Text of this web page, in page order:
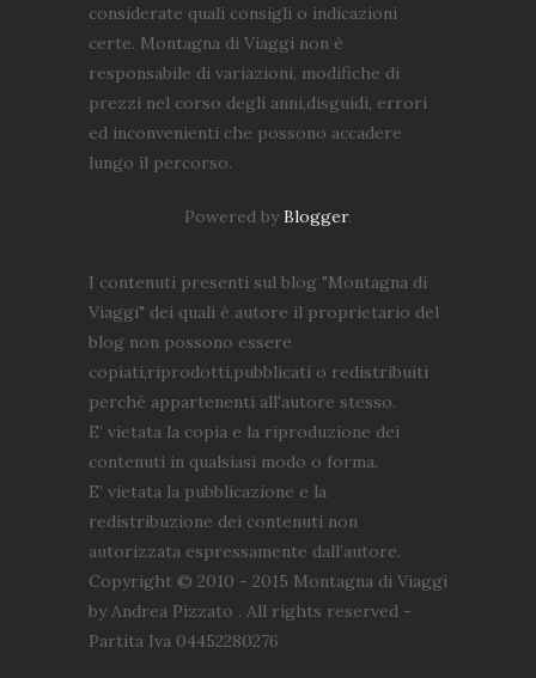
considerate quali consigli o indicazioni
certe. Montagna di Viaggi non è
responsabile di variazioni, modifiche di
prezzi nel corso degli anni,disguidi, errori
ed inconvenienti che possono accadere
lungo il percorso.
Powered byBlogger.
I contenuti presenti sul blog "Montagna di
Viaggi" dei quali è autore il proprietario del
blog non possono essere
copiati,riprodotti,pubblicati o redistribuiti
perché appartenenti all'autore stesso.
E’ vietata la copia e la riproduzione dei
contenuti in qualsiasi modo o forma.
E’ vietata la pubblicazione e la
redistribuzione dei contenuti non
autorizzata espressamente dall’autore.
Copyright © 2010 - 2015 Montagna di Viaggi
by Andrea Pizzato . All rights reserved -
Partita Iva 04452280276